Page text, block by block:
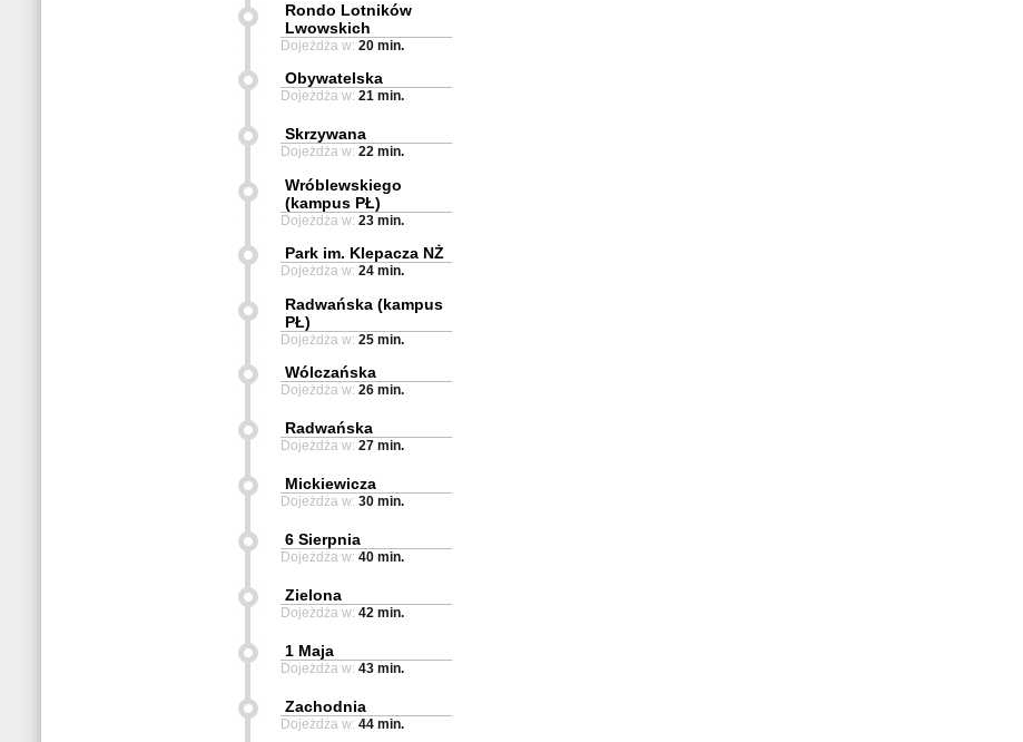
Rondo Lotników
Lwowskich
Dojeżdża w: 20 min.
Obywatelska
Dojeżdża w: 21 min.
Skrzywana
Dojeżdża w: 22 min.
Wróblewskiego
(kampus PŁ)
Dojeżdża w: 23 min.
Park im. Klepacza NŻ
Dojeżdża w: 24 min.
Radwańska (kampus
PŁ)
Dojeżdża w: 25 min.
Wólczańska
Dojeżdża w: 26 min.
Radwańska
Dojeżdża w: 27 min.
Mickiewicza
Dojeżdża w: 30 min.
6 Sierpnia
Dojeżdża w: 40 min.
Zielona
Dojeżdża w: 42 min.
1 Maja
Dojeżdża w: 43 min.
Zachodnia
Dojeżdża w: 44 min.